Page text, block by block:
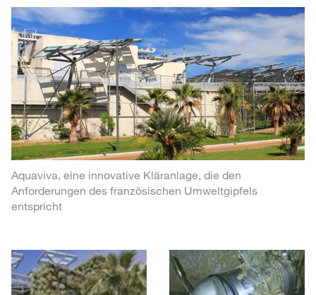
Aquaviva, eine innovative Kläranlage, die den
Anforderungen des französischen Umweltgipfels
entspricht